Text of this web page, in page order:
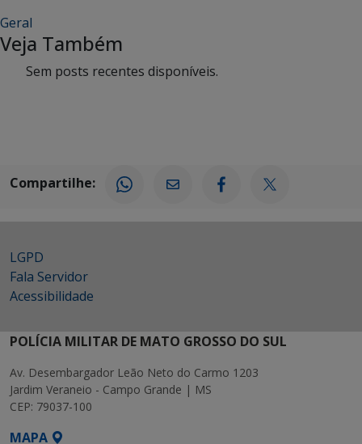
Geral
Veja Também
Sem posts recentes disponíveis.
Compartilhe:
LGPD
Fala Servidor
Acessibilidade
POLÍCIA MILITAR DE MATO GROSSO DO SUL
Av. Desembargador Leão Neto do Carmo 1203
Jardim Veraneio - Campo Grande | MS
CEP: 79037-100
MAPA